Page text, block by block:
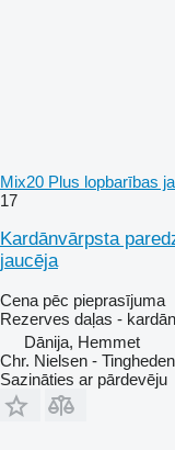
Mix20 Plus lopbarības
17
Kardānvārpsta
jaucēja
Cena pēc pieprasījuma
Rezerves daļas -
Dānija, Hemmet
Chr. Nielsen -
Sazināties ar pārdevēju